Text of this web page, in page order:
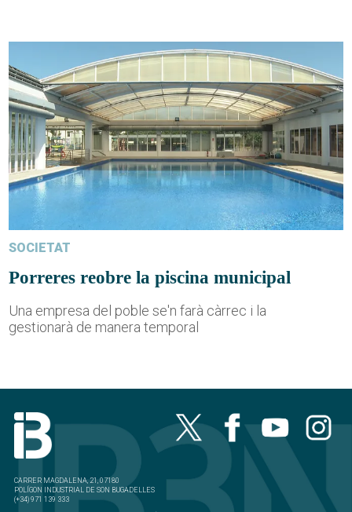
SOCIETAT
Porreres reobre la piscina municipal
Una empresa del poble se'n farà càrrec i la
gestionarà de manera temporal
CARRER MAGDALENA, 21, 07180
POLÍGON INDUSTRIAL DE SON BUGADELLES
(+34) 971 139 333